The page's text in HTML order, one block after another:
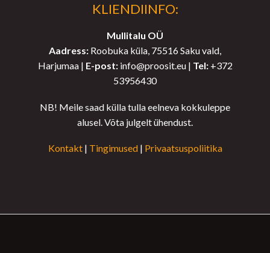
KLIENDIINFO:
Mullitalu OÜ
Aadress: Roobuka küla, 75516 Saku vald,
Harjumaa | E-post:info@proosit.eu | Tel:+372
53956430
NB! Meile saad külla tulla eelneva kokkuleppe
alusel. Võta julgelt ühendust.
Kontakt| Tingimused| Privaatsuspoliitika